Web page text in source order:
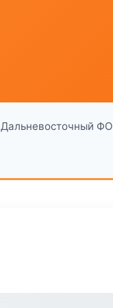
Дальневосточный ФО